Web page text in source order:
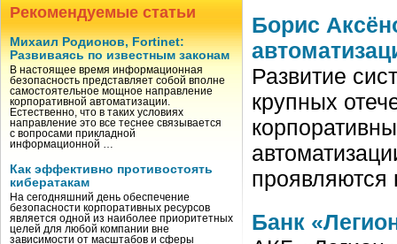
Рекомендуемые статьи
Михаил Родионов, Fortinet:
Развиваясь по известным законам
В настоящее время информационная
безопасность представляет собой вполне
самостоятельное мощное направление
корпоративной автоматизации.
Естественно, что в таких условиях
направление это все теснее связывается
с вопросами прикладной
информационной …
Как эффективно противостоять
кибератакам
На сегодняшний день обеспечение
безопасности корпоративных ресурсов
является одной из наиболее приоритетных
целей для любой компании вне
зависимости от масштабов и сферы
Борис
Развитие
крупных
Банк